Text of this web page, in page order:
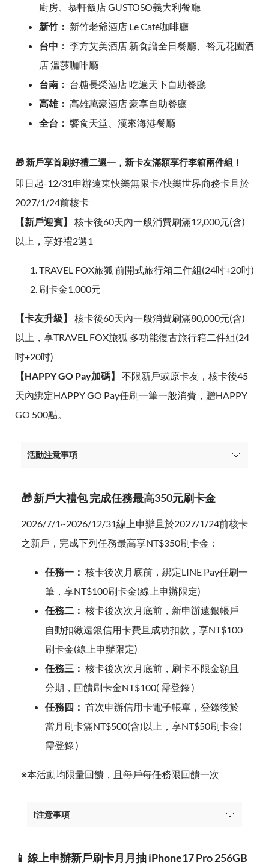
廚房、慕軒飯店 GUSTOSO義大利餐廳
新竹： 新竹老爺酒店 Le Café咖啡廳
台中： 李方艾美酒店 新食譜全日餐廳、裕元花園酒
店 溫莎咖啡廳
台南： 台糖長榮酒店 吃遍天下自助餐廳
高雄： 高雄萬豪酒店 豪享自助餐廳
全台： 饗食天堂、漢來海港餐廳
🎁 新戶享首刷好禮二選一，新卡友滿額享行李箱兩件組！
即日起-12/31申辦遠東快樂無限卡/快樂世界商務卡且於
2027/1/24前核卡
【新戶迎賓】
核卡後60天內一般消費刷滿12,000元(含)
以上，享好禮2選1
TRAVEL FOX旅狐 前開式旅行箱二件組(24吋+20吋)
刷卡金1,000元
【卡友升級】
核卡後60天內一般消費刷滿80,000元(含)
以上，享TRAVEL FOX旅狐 多功能復古旅行箱二件組(24
吋+20吋)
【HAPPY GO Pay加碼】
不限新戶或原卡友，核卡後45
天內綁定HAPPY GO Pay任刷一筆一般消費，贈HAPPY
GO 500點。
活動注意事項
🎁 新戶大禮包 完成任務最高350元刷卡金
2026/7/1~2026/12/31線上申辦且於2027/1/24前核卡
之新戶，完成下列任務最高享NT$350刷卡金：
任務一： 核卡後次月底前，綁定LINE Pay任刷一
筆，享NT$100刷卡金(線上申辦限定)
任務二： 核卡後次次月底前，新申辦遠銀帳戶
自動扣繳遠銀信用卡費且成功扣款，享NT$100
刷卡金(線上申辦限定)
任務三： 核卡後次次月底前，刷卡不限金額且
分期，回饋刷卡金NT$100( 需登錄 )
任務四： 首次申辦信用卡電子帳單，登錄後於
當月刷卡滿NT$500(含)以上，享NT$50刷卡金(
需登錄 )
※本活動均限量回饋，且每戶每任務限回饋一次
❗注意事項
📱 線上申辦新戶刷卡月月抽 iPhone17 Pro 256GB